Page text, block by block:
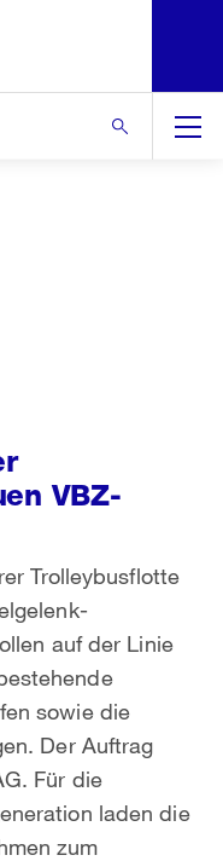
VBZ-
Trolleybusflotte
auf der Linie
sowie die
Der Auftrag
Für die
laden die
zum